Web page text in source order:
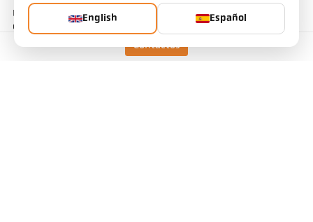
Contactos
Por otro lado, las pérdidas por transmisión, como el polvo, el vapor
o el humo, suelen provocar una atenuación homogénea de la
espectrales, el valor medido de los pirómetros de relación
English Español